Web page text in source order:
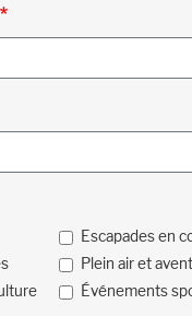
Escapades en
Plein air et
Événements